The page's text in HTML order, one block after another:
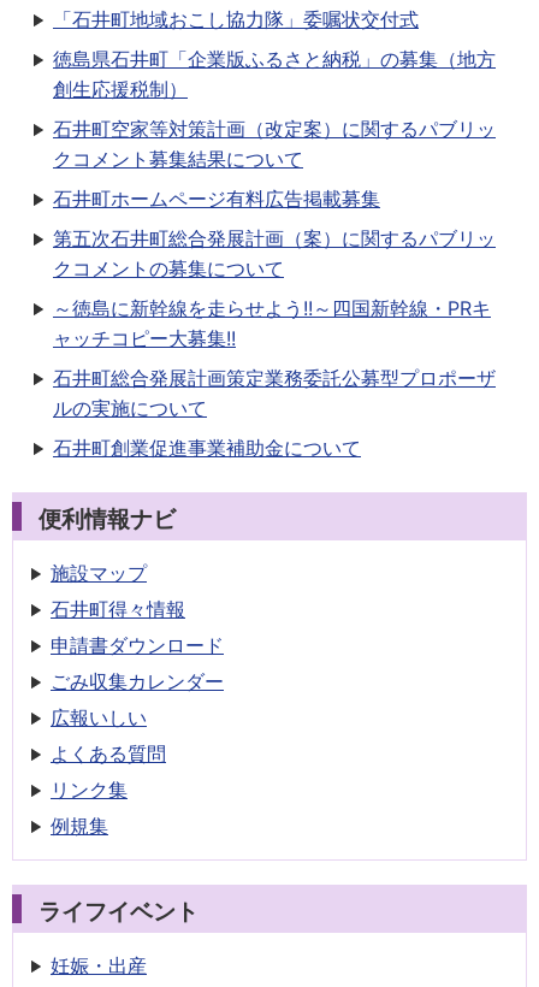
「石井町地域おこし協力隊」委嘱状交付式
徳島県石井町「企業版ふるさと納税」の募集（地方
創生応援税制）
石井町空家等対策計画（改定案）に関するパブリッ
クコメント募集結果について
石井町ホームページ有料広告掲載募集
第五次石井町総合発展計画（案）に関するパブリッ
クコメントの募集について
～徳島に新幹線を走らせよう!!～四国新幹線・PRキ
ャッチコピー大募集!!
石井町総合発展計画策定業務委託公募型プロポーザ
ルの実施について
石井町創業促進事業補助金について
便利情報ナビ
施設マップ
石井町得々情報
申請書ダウンロード
ごみ収集カレンダー
広報いしい
よくある質問
リンク集
例規集
ライフイベント
妊娠・出産